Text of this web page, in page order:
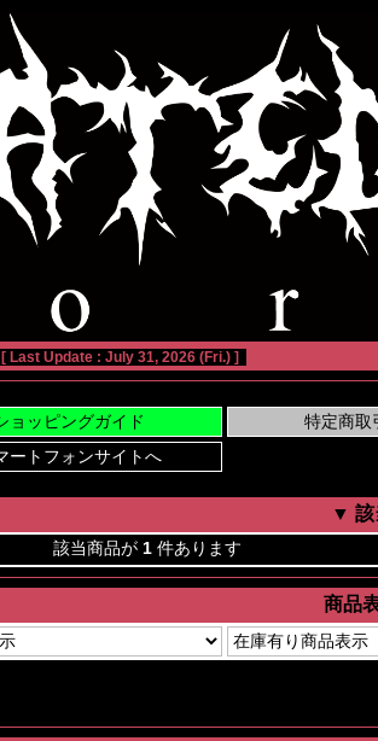
[ Last Update : July 31, 2026 (Fri.) ]
▼ 該
該当商品が 1 件あります
商品